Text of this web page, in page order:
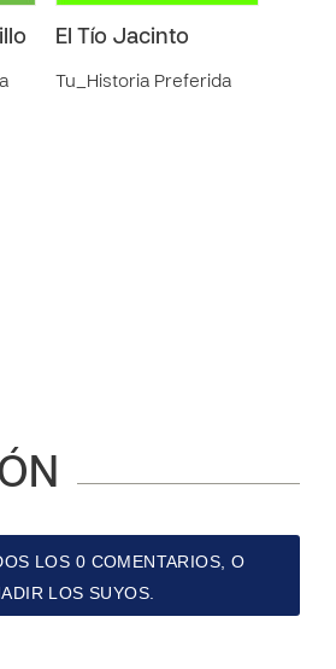
El Tío Jacinto
Tu_Historia Preferida
LOS 0 COMENTARIOS, O
LOS SUYOS.